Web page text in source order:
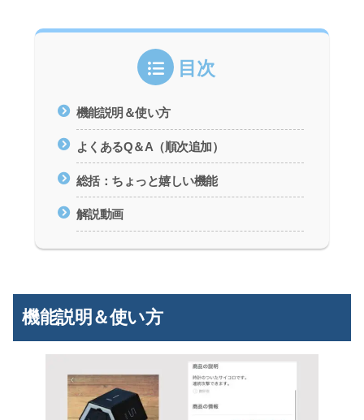
目次
機能説明＆使い方
よくあるQ＆A（順次追加）
総括：ちょっと嬉しい機能
解説動画
機能説明＆使い方